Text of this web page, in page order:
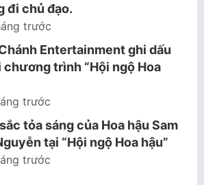
đi chủ đạo.
trước
Entertainment ghi dấu
chương trình “Hội ngộ Hoa
trước
tỏa sáng của Hoa hậu Sam
tại “Hội ngộ Hoa hậu”
trước